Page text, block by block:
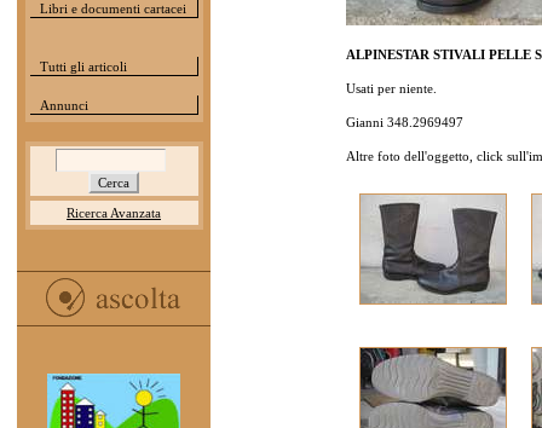
Libri e documenti cartacei
Tutti gli articoli
Annunci
Ricerca Avanzata
ALPINESTAR STIVALI PELLE
Usati per niente.
Gianni 348.2969497
Altre foto dell'oggetto, click